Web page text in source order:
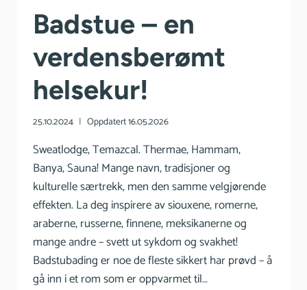
Badstue – en
verdensberømt
helsekur!
25.10.2024 Oppdatert16.05.2026
Sweatlodge, Temazcal. Thermae, Hammam,
Banya, Sauna! Mange navn, tradisjoner og
kulturelle særtrekk, men den samme velgjørende
effekten. La deg inspirere av siouxene, romerne,
araberne, russerne, finnene, meksikanerne og
mange andre – svett ut sykdom og svakhet!
Badstubading er noe de fleste sikkert har prøvd – å
gå inn i et rom som er oppvarmet til…